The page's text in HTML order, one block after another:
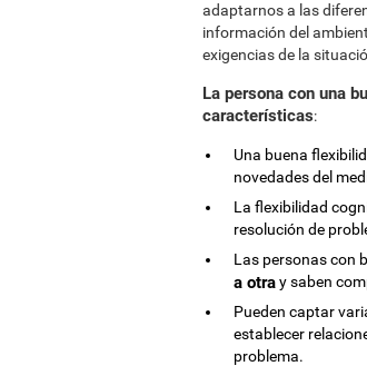
adaptarnos a las
información del
exigencias de la
La persona con una
características:
Una buena
novedades del
La flexibilidad
resolución de
Las personas con
a otray saben
Pueden captar
establecer
problema.